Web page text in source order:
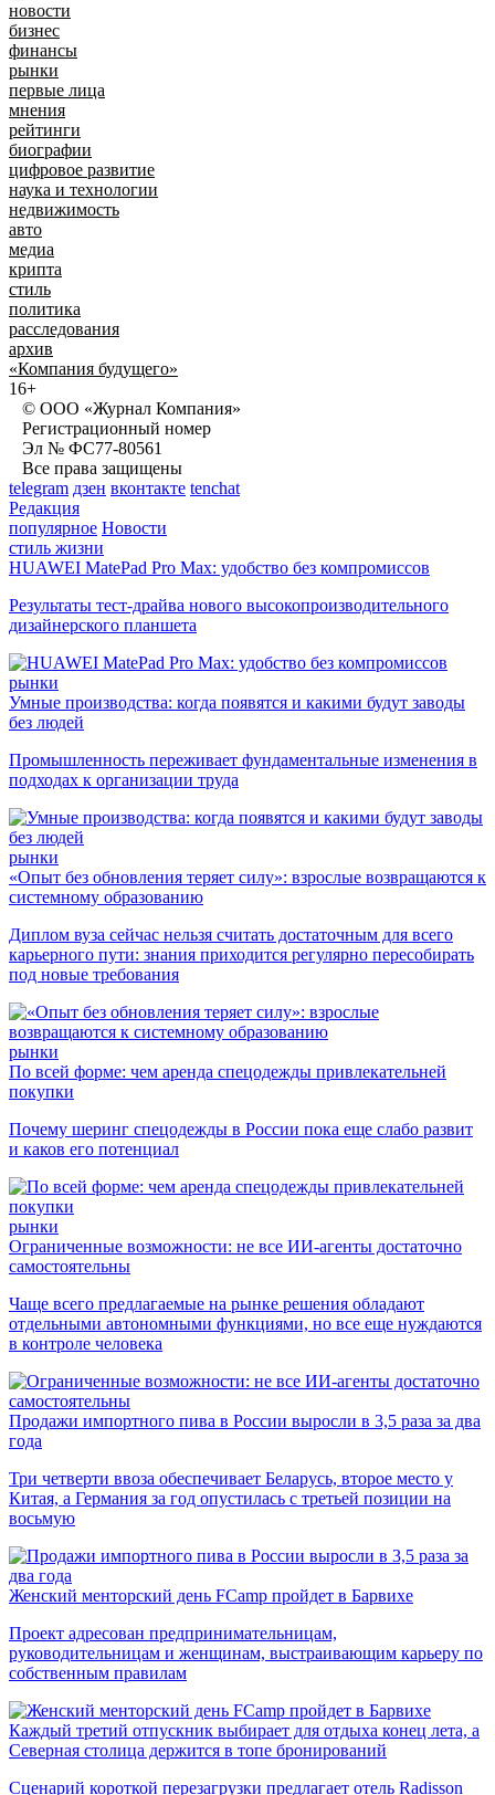
новости
бизнес
финансы
рынки
первые лица
мнения
рейтинги
биографии
цифровое развитие
наука и технологии
недвижимость
авто
медиа
крипта
стиль
политика
расследования
архив
«Компания будущего»
16+
© ООО «Журнал Компания»
Регистрационный номер
Эл № ФС77-80561
Все права защищены
telegram дзен вконтакте tenchat
Редакция
популярное Новости
стиль жизни
HUAWEI MatePad Pro Max: удобство без компромиссов
Результаты тест-драйва нового высокопроизводительного
дизайнерского планшета
рынки
Умные производства: когда появятся и какими будут заводы
без людей
Промышленность переживает фундаментальные изменения в
подходах к организации труда
рынки
«Опыт без обновления теряет силу»: взрослые возвращаются к
системному образованию
Диплом вуза сейчас нельзя считать достаточным для всего
карьерного пути: знания приходится регулярно пересобирать
под новые требования
рынки
По всей форме: чем аренда спецодежды привлекательней
покупки
Почему шеринг спецодежды в России пока еще слабо развит
и каков его потенциал
рынки
Ограниченные возможности: не все ИИ-агенты достаточно
самостоятельны
Чаще всего предлагаемые на рынке решения обладают
отдельными автономными функциями, но все еще нуждаются
в контроле человека
Продажи импортного пива в России выросли в 3,5 раза за два
года
Три четверти ввоза обеспечивает Беларусь, второе место у
Китая, а Германия за год опустилась с третьей позиции на
восьмую
Женский менторский день FCamp пройдет в Барвихе
Проект адресован предпринимательницам,
руководительницам и женщинам, выстраивающим карьеру по
собственным правилам
Каждый третий отпускник выбирает для отдыха конец лета, а
Северная столица держится в топе бронирований
Сценарий короткой перезагрузки предлагает отель Radisson